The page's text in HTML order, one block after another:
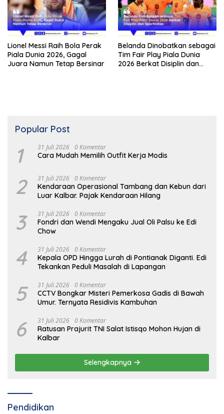
Lionel Messi Raih Bola Perak
Piala Dunia 2026, Gagal
Juara Namun Tetap Bersinar
Belanda Dinobatkan sebagai
Tim Fair Play Piala Dunia
2026 Berkat Disiplin dan
Popular Post
1 31 Juli 2026 0 Komentar
Cara Mudah Memilih Outfit Kerja Modis
2 31 Juli 2026 0 Komentar
Kendaraan Operasional Tambang dan Kebun dari
Luar Kalbar. Pajak Kendaraan Hilang
3 31 Juli 2026 0 Komentar
Fondri dan Wendi Mengaku Jual Oli Palsu ke Edi
Chow
4 31 Juli 2026 0 Komentar
Kepala OPD Hingga Lurah di Pontianak Diganti. Edi
Tekankan Peduli Masalah di Lapangan
5 31 Juli 2026 0 Komentar
CCTV Bongkar Misteri Pemerkosa Gadis di Bawah
Umur. Ternyata Residivis Kambuhan
6 31 Juli 2026 0 Komentar
Ratusan Prajurit TNI Salat Istisqo Mohon Hujan di
Kalbar
Selengkapnya
Pendidikan